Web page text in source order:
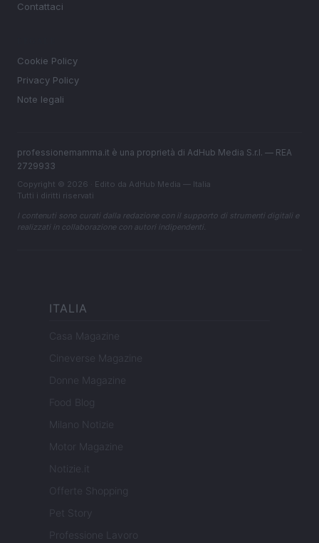
Contattaci
Cookie Policy
Privacy Policy
Note legali
professionemamma.it è una proprietà di AdHub Media S.r.l. — REA
2729933
Copyright © 2026 · Edito da AdHub Media — Italia
Tutti i diritti riservati
I contenuti sono curati dalla redazione con il supporto di strumenti digitali e
realizzati in collaborazione con autori indipendenti.
ITALIA
Casa Magazine
Cineverse Magazine
Donne Magazine
Food Blog
Milano Notizie
Motor Magazine
Notizie.it
Offerte Shopping
Pet Story
Professione Lavoro